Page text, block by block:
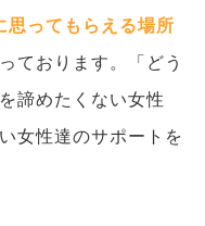
思ってもらえる場所
ております。「どう
諦めたくない女性
女性達のサポートを